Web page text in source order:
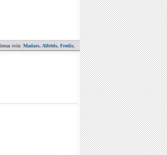
svin: Madars, Alfrēds, Fredis;